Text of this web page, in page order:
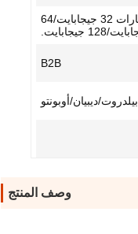
eMMC 5.1، مع خيارات 32 جيجابايت/64
128 جيجابايت.
B2B
ديبيان/أوبونتو
وصف المنتج